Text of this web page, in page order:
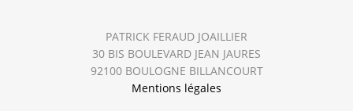
PATRICK FERAUD JOAILLIER
30 BIS BOULEVARD JEAN JAURES
92100 BOULOGNE BILLANCOURT
Mentions légales